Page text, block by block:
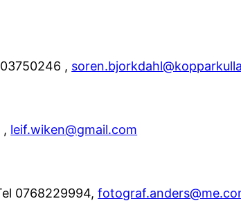
,
, leif.wiken@gmail.com
0768229994,